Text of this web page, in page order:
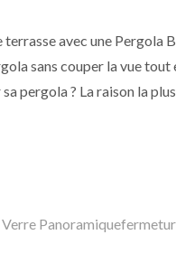
terrasse avec une
sans couper la vue
pergola ? La raison la
PanoramiqueMots-